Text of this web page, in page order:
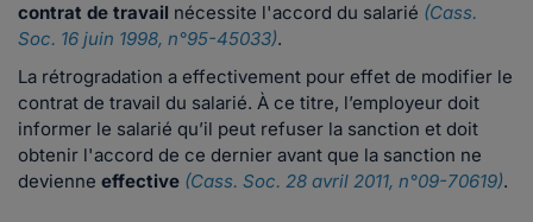
contrat de travail nécessite l'accord du salarié (Cass.
Soc. 16 juin 1998, n°95-45033).
La rétrogradation a effectivement pour effet de modifier le
contrat de travail du salarié. À ce titre, l’employeur doit
informer le salarié qu’il peut refuser la sanction et doit
obtenir l'accord de ce dernier avant que la sanction ne
devienne effective (Cass. Soc. 28 avril 2011, n°09-70619).